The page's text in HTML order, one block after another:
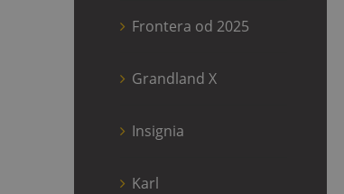
Frontera od 2025
Grandland X
Insignia
Karl